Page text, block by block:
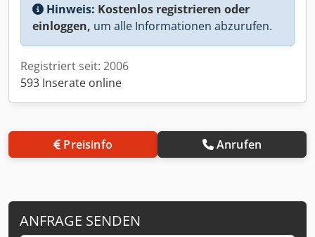
Hinweis: Kostenlos registrieren oder
einloggen, um alle Informationen abzurufen.
Registriert seit: 2006
593 Inserate online
Preisinfo Anrufen
ANFRAGE SENDEN